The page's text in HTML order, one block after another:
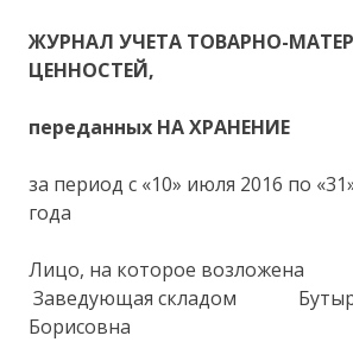
ЖУРНАЛ УЧЕТА ТОВАРНО-
ЦЕННОСТЕЙ,
переданных НА ХРАНЕНИЕ
за период с «10» июля 2016 по
года
Лицо, на которое
Заведующая складом
Борисовна